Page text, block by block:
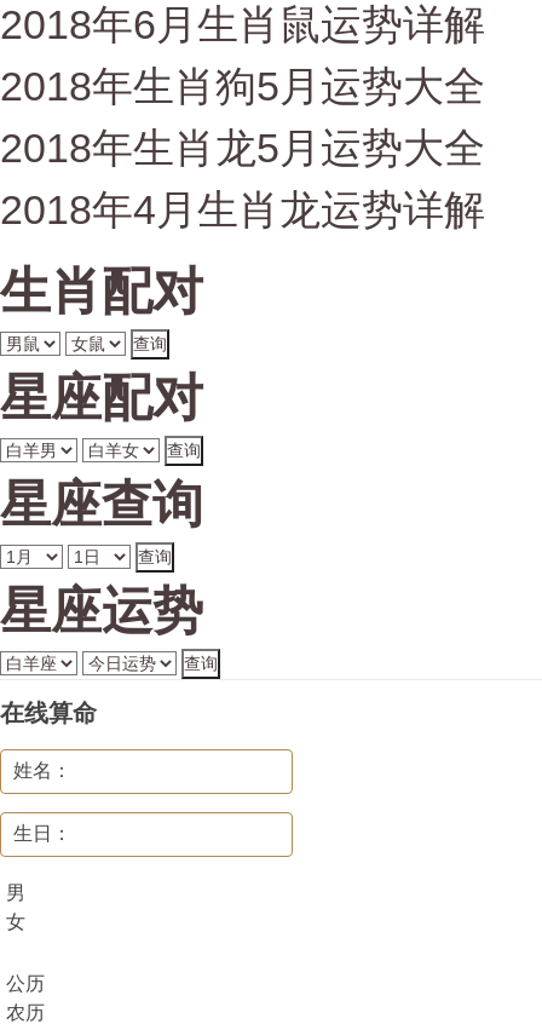
2018年6月生肖鼠运势详解
2018年生肖狗5月运势大全
2018年生肖龙5月运势大全
2018年4月生肖龙运势详解
生肖配对
星座配对
星座查询
星座运势
在线算命
姓名：
生日：
男
女
公历
农历